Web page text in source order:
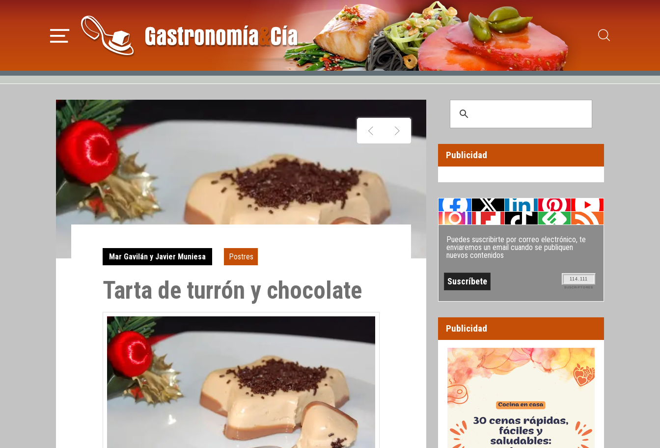
Mar Gavilán y Javier Muniesa Postres
Tarta de turrón y chocolate
Publicidad
Puedes suscribirte por correo electrónico, te
enviaremos un email cuando se publiquen
nuevos contenidos
114.111
SUSCRIPTORES
Publicidad